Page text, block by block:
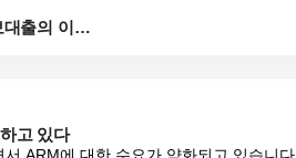
위험도가 높은 주택담보대출의 이점이 줄어들면서 수요가 ...
고 있다